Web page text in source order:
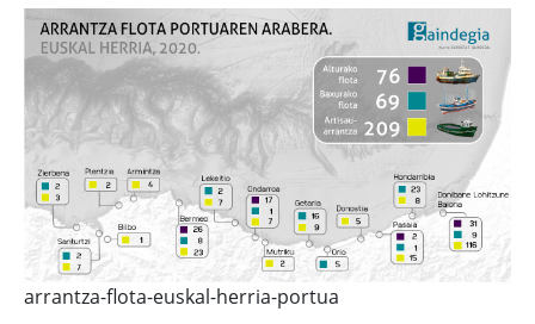
arrantza-flota-euskal-herria-portua